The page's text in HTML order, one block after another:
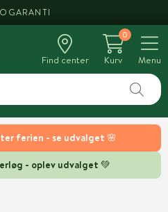
ferien - se udvalget 🌸
- oplev udvalget 💚
Find center
0
Kurv
Menu